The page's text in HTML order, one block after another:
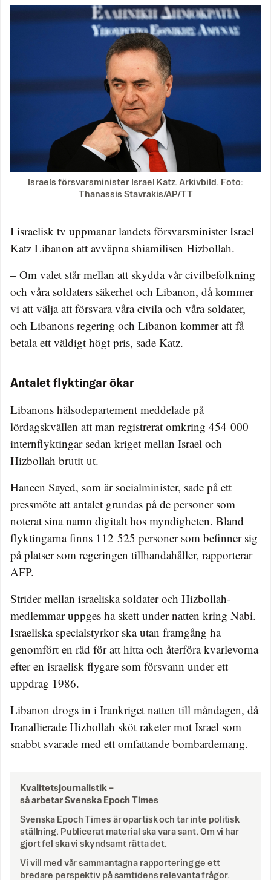
Israels försvarsminister Israel Katz. Arkivbild. Foto:
Thanassis Stavrakis/AP/TT
I israelisk tv uppmanar landets försvarsminister Israel
Katz Libanon att avväpna shiamilisen Hizbollah.
– Om valet står mellan att skydda vår civilbefolkning
och våra soldaters säkerhet och Libanon, då kommer
vi att välja att försvara våra civila och våra soldater,
och Libanons regering och Libanon kommer att få
betala ett väldigt högt pris, sade Katz.
Antalet flyktingar ökar
Libanons hälsodepartement meddelade på
lördagskvällen att man registrerat omkring 454 000
internflyktingar sedan kriget mellan Israel och
Hizbollah brutit ut.
Haneen Sayed, som är socialminister, sade på ett
pressmöte att antalet grundas på de personer som
noterat sina namn digitalt hos myndigheten. Bland
flyktingarna finns 112 525 personer som befinner sig
på platser som regeringen tillhandahåller, rapporterar
AFP.
Strider mellan israeliska soldater och Hizbollah-
medlemmar uppges ha skett under natten kring Nabi.
Israeliska specialstyrkor ska utan framgång ha
genomfört en räd för att hitta och återföra kvarlevorna
efter en israelisk flygare som försvann under ett
uppdrag 1986.
Libanon drogs in i Irankriget natten till måndagen, då
Iranallierade Hizbollah sköt raketer mot Israel som
snabbt svarade med ett omfattande bombardemang.
Kvalitetsjournalistik –
så arbetar Svenska Epoch Times
Svenska Epoch Times är opartisk och tar inte politisk
ställning. Publicerat material ska vara sant. Om vi har
gjort fel ska vi skyndsamt rätta det.
Vi vill med vår sammantagna rapportering ge ett
bredare perspektiv på samtidens relevanta frågor.